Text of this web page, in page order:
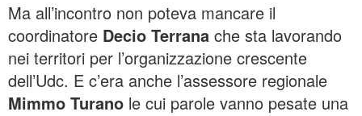
Ma all’incontro non poteva mancare il
coordinatore Decio Terrana che sta lavorando
nei territori per l’organizzazione crescente
dell’Udc. E c’era anche l’assessore regionale
Mimmo Turano le cui parole vanno pesate una